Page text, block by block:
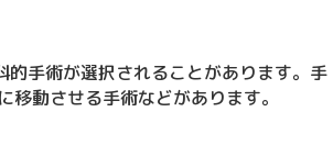
的手術が選択されることがあります。手
動させる手術などがあります。